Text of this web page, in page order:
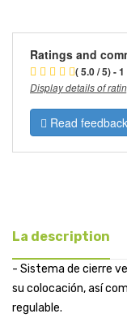
Ratings and
( 5.0 / 5) -
Display details of
Read
La description
- Sistema de cierre
su colocación, así
regulable.